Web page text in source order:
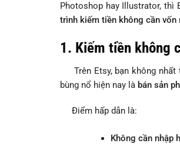
Photoshop hay Illustrator, thì
trình kiếm tiền không cần vốn
1. Kiếm tiền không
Trên Etsy, bạn không nhất
bùng nổ hiện nay là bán sản
Điểm hấp dẫn là:
Không cần nhập